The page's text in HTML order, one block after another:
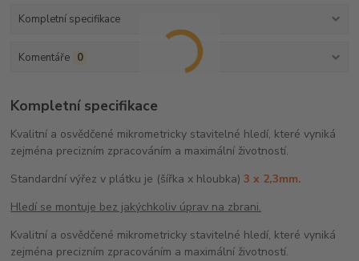
Kompletní specifikace
Komentáře 0
Kompletní specifikace
Kvalitní a osvědčené mikrometricky stavitelné hledí, které vyniká
zejména precizním zpracováním a maximální životností.
Standardní výřez v plátku je (šířka x hloubka)3 x 2,3mm.
Hledí se montuje bez jakýchkoliv úprav na zbrani.
Kvalitní a osvědčené mikrometricky stavitelné hledí, které vyniká
zejména precizním zpracováním a maximální životností.